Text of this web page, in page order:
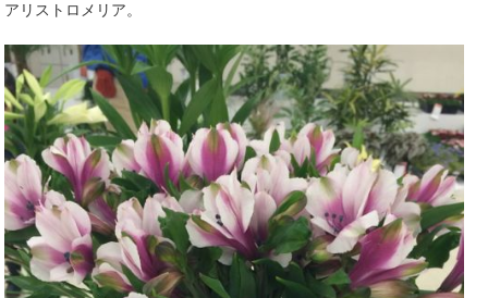
アリストロメリア。